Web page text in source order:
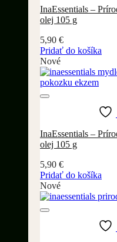
InaEssentials –
olej 105 g
5,90 €
Pridať do košíka
Nové
InaEssentials –
olej 105 g
5,90 €
Pridať do košíka
Nové